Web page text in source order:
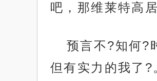
吧，那维莱特高
预言不?知何?
但有实力的我了?